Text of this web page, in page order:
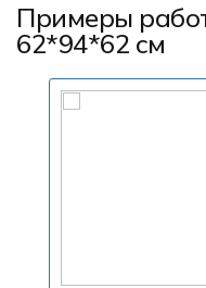
Примеры
62*94*62 см